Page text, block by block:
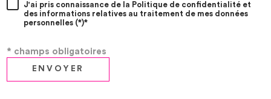
J'ai pris connaissance de la Politique de confidentialité et
des informations relatives au traitement de mes données
personnelles (*)*
* champs obligatoires
ENVOYER